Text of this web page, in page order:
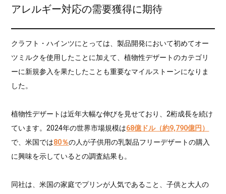
アレルギー対応の需要獲得に期待
クラフト・ハインツにとっては、製品開発において初めてオー
ツミルクを使用したことに加えて、植物性デザートのカテゴリ
ーに新規参入を果たしたことも重要なマイルストーンになりま
した。
植物性デザートは近年大幅な伸びを見せており、2桁成長を続け
ています。2024年の世界市場規模は68億ドル（約9,790億円）
で、米国では80％の人が子供用の乳製品フリーデザートの購入
に興味を示しているとの調査結果も。
同社は、米国の家庭でプリンが人気であること、子供と大人の